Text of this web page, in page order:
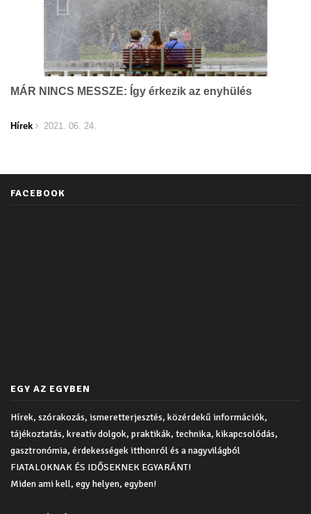
MÁR NINCS MESSZE: Így érkezik az enyhülés
Hírek 2021. 06. 24.
FACEBOOK
EGY AZ EGYBEN
Hírek, szórakozás, ismeretterjesztés, közérdekű információk,
tájékoztatás, kreatív dolgok, praktikák, technika, kikapcsolódás,
gasztronómia, érdekességek itthonról és a nagyvilágból
FIATALOKNAK ÉS IDŐSEKNEK EGYARÁNT!
Miden ami kell, egy helyen, egyben!